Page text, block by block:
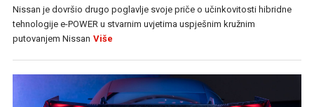
Nissan je dovršio drugo poglavlje svoje priče o učinkovitosti hibridne
tehnologije e-POWER u stvarnim uvjetima uspješnim kružnim
putovanjem Nissan Više